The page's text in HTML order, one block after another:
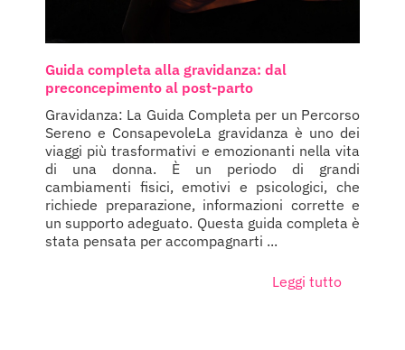
Guida completa alla gravidanza: dal
preconcepimento al post-parto
Gravidanza: La Guida Completa per un Percorso
Sereno e ConsapevoleLa gravidanza è uno dei
viaggi più trasformativi e emozionanti nella vita
di una donna. È un periodo di grandi
cambiamenti fisici, emotivi e psicologici, che
richiede preparazione, informazioni corrette e
un supporto adeguato. Questa guida completa è
stata pensata per accompagnarti ...
Leggi tutto